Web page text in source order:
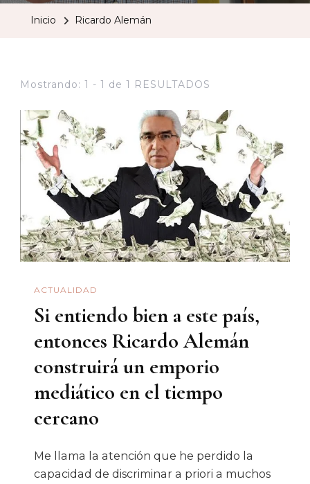
Inicio Ricardo Alemán
Mostrando: 1 - 1 de 1 RESULTADOS
ACTUALIDAD
Si entiendo bien a este país,
entonces Ricardo Alemán
construirá un emporio
mediático en el tiempo
cercano
Me llama la atención que he perdido la
capacidad de discriminar a priori a muchos